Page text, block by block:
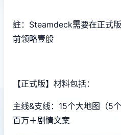
註：Steamdeck需要在正式
前领略壹般
【正式版】材料包括：
主线&支线：15个大地图（5
百万＋剧情文案